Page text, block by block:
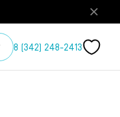
8 (342) 248-2413